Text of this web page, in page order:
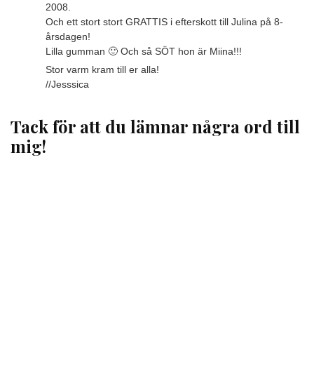
2008.
Och ett stort stort GRATTIS i efterskott till Julina på 8-
årsdagen!
Lilla gumman 🙂 Och så SÖT hon är Miina!!!
Stor varm kram till er alla!
//Jesssica
Tack för att du lämnar några ord till
mig!